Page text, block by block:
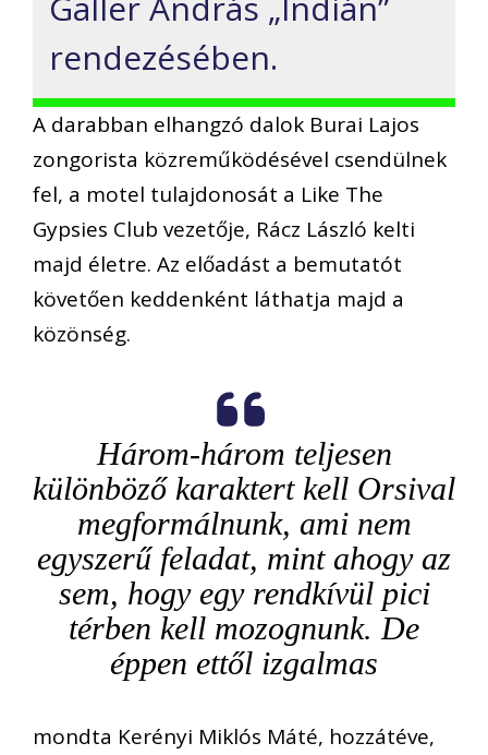
rendezésében.
A darabban elhangzó dalok Burai Lajos
zongorista közreműködésével csendülnek
fel, a motel tulajdonosát a Like The
Gypsies Club vezetője, Rácz László kelti
majd életre. Az előadást a bemutatót
követően keddenként láthatja majd a
közönség.
Három-három teljesen
különböző karaktert kell Orsival
megformálnunk, ami nem
egyszerű feladat, mint ahogy az
sem, hogy egy rendkívül pici
térben kell mozognunk. De
éppen ettől izgalmas
mondta Kerényi Miklós Máté, hozzátéve,